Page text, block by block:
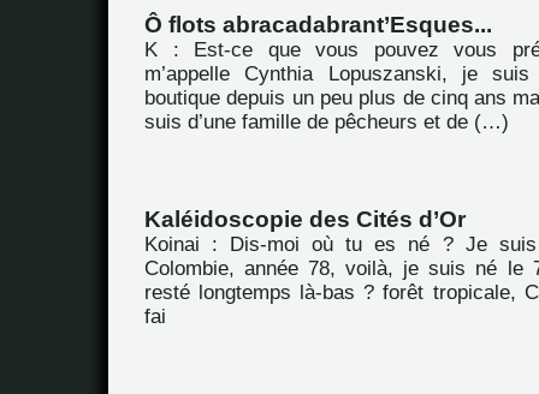
Ô flots abracadabrant’Esques...
K : Est-ce que vous pouvez vous
m’appelle Cynthia Lopuszanski, je
boutique depuis un peu plus de cinq ans
suis d’une famille de pêcheurs et de (…)
Kaléidoscopie des Cités d’Or
Koinai : Dis-moi où tu es né ? Je
Colombie, année 78, voilà, je suis né
resté longtemps là-bas ? forêt tropicale,
fai